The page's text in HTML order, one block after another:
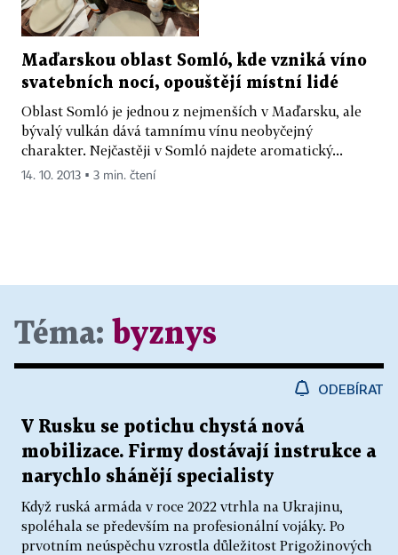
Maďarskou oblast Somló, kde vzniká víno
svatebních nocí, opouštějí místní lidé
Oblast Somló je jednou z nejmenších v Maďarsku, ale
bývalý vulkán dává tamnímu vínu neobyčejný
charakter. Nejčastěji v Somló najdete aromatický...
14. 10. 2013 ▪ 3 min. čtení
Téma: byznys
ODEBÍRAT
V Rusku se potichu chystá nová
mobilizace. Firmy dostávají instrukce a
narychlo shánějí specialisty
Když ruská armáda v roce 2022 vtrhla na Ukrajinu,
spoléhala se především na profesionální vojáky. Po
prvotním neúspěchu vzrostla důležitost Prigožinových